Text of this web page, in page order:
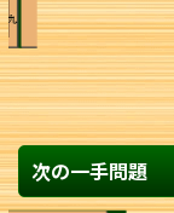
次の一手問題